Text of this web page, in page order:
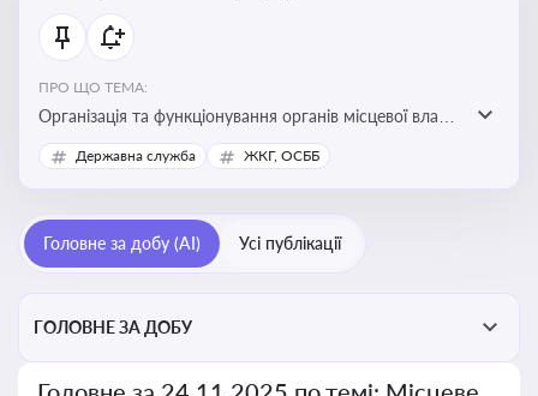
ПРО ЩО ТЕМА:
Організація та функціонування органів місцевої влади,
які приймають рішення та здійснюють управлінські
функції на рівні місцевих громад (міст, сіл, селищ)
Державна служба ЖКГ, ОСББ
Головне за добу (AI) Усі публікації
ГОЛОВНЕ ЗА ДОБУ